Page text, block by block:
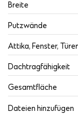
Breite
Putzwände
Attika, Fenster,
Dachtragfähigkeit
Gesamtfläche
Dateien hinzufügen